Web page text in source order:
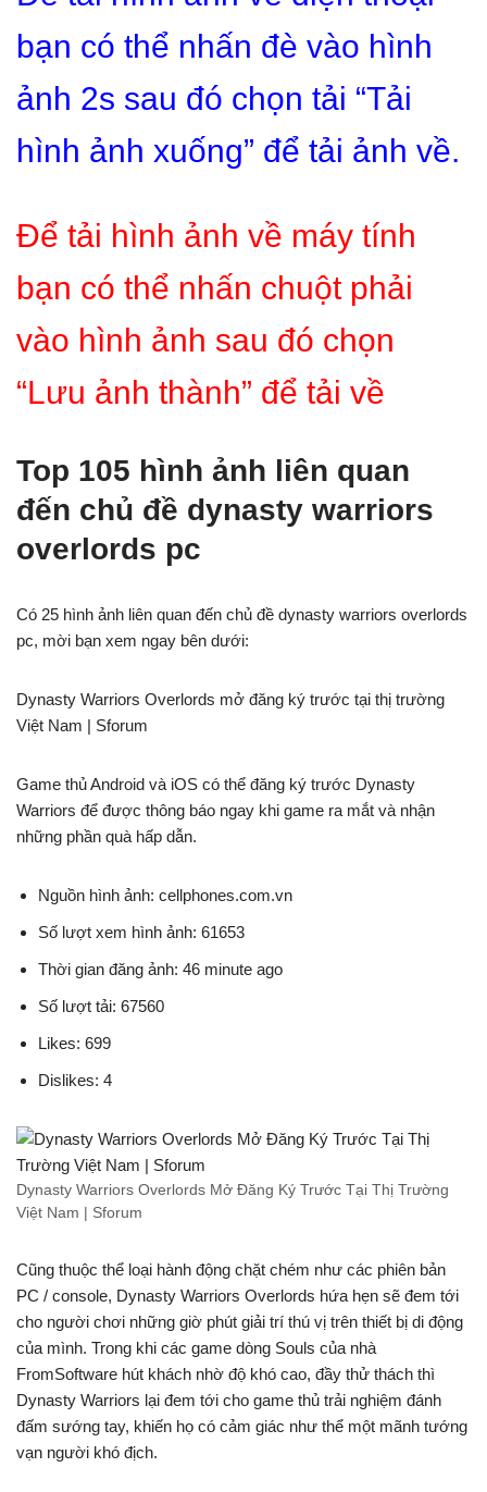
bạn có thể nhấn đè vào hình
ảnh 2s sau đó chọn tải “Tải
hình ảnh xuống” để tải ảnh về.
Để tải hình ảnh về máy tính
bạn có thể nhấn chuột phải
vào hình ảnh sau đó chọn
“Lưu ảnh thành” để tải về
Top 105 hình ảnh liên quan
đến chủ đề dynasty warriors
overlords pc
Có 25 hình ảnh liên quan đến chủ đề dynasty warriors overlords
pc, mời bạn xem ngay bên dưới:
Dynasty Warriors Overlords mở đăng ký trước tại thị trường
Việt Nam | Sforum
Game thủ Android và iOS có thể đăng ký trước Dynasty
Warriors để được thông báo ngay khi game ra mắt và nhận
những phần quà hấp dẫn.
Nguồn hình ảnh: cellphones.com.vn
Số lượt xem hình ảnh: 61653
Thời gian đăng ảnh: 46 minute ago
Số lượt tải: 67560
Likes: 699
Dislikes: 4
Dynasty Warriors Overlords Mở Đăng Ký Trước Tại Thị Trường
Việt Nam | Sforum
Cũng thuộc thể loại hành động chặt chém như các phiên bản
PC / console, Dynasty Warriors Overlords hứa hẹn sẽ đem tới
cho người chơi những giờ phút giải trí thú vị trên thiết bị di động
của mình. Trong khi các game dòng Souls của nhà
FromSoftware hút khách nhờ độ khó cao, đầy thử thách thì
Dynasty Warriors lại đem tới cho game thủ trải nghiệm đánh
đấm sướng tay, khiến họ có cảm giác như thể một mãnh tướng
vạn người khó địch.